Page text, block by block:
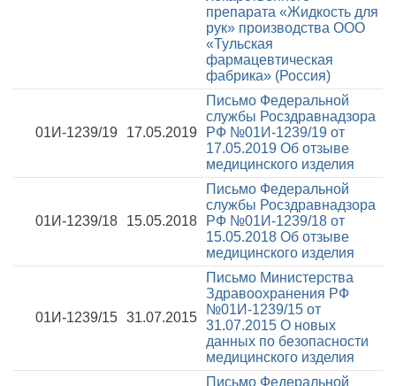
препарата «Жидкость для
рук» производства ООО
«Тульская
фармацевтическая
фабрика» (Россия)
01И-1239/19 17.05.2019
Письмо Федеральной
службы Росздравнадзора
РФ №01И-1239/19 от
17.05.2019 Об отзыве
медицинского изделия
01И-1239/18 15.05.2018
Письмо Федеральной
службы Росздравнадзора
РФ №01И-1239/18 от
15.05.2018 Об отзыве
медицинского изделия
01И-1239/15 31.07.2015
Письмо Министерства
Здравоохранения РФ
№01И-1239/15 от
31.07.2015 О новых
данных по безопасности
медицинского изделия
Письмо Федеральной